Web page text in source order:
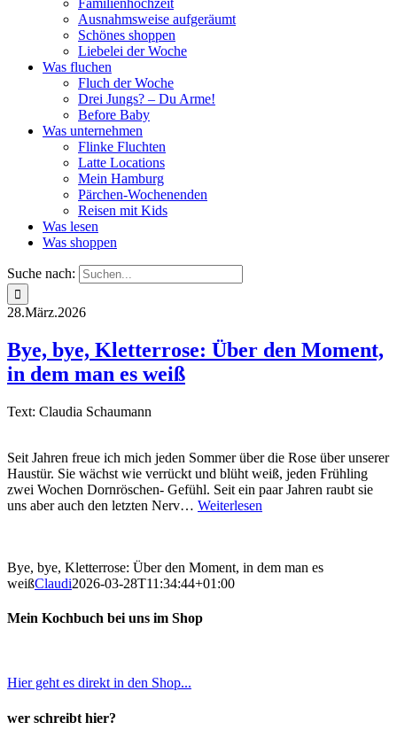
Familienhochzeit
Ausnahmsweise aufgeräumt
Schönes shoppen
Liebelei der Woche
Was fluchen
Fluch der Woche
Drei Jungs? – Du Arme!
Before Baby
Was unternehmen
Flinke Fluchten
Latte Locations
Mein Hamburg
Pärchen-Wochenenden
Reisen mit Kids
Was lesen
Was shoppen
Suche nach:
28.März.2026
Bye, bye, Kletterrose: Über den Moment,
in dem man es weiß
Text: Claudia Schaumann
Seit Jahren freue ich mich jeden Sommer über die Rose über unserer
Haustür. Sie wächst wie verrückt und blüht weiß, jeden Frühling
zwei Wochen Dornröschen- Gefühl. Seit ein paar Jahren raubt sie
uns aber auch den letzten Nerv… Weiterlesen
Bye, bye, Kletterrose: Über den Moment, in dem man es
weißClaudi2026-03-28T11:34:44+01:00
Mein Kochbuch bei uns im Shop
Hier geht es direkt in den Shop...
wer schreibt hier?